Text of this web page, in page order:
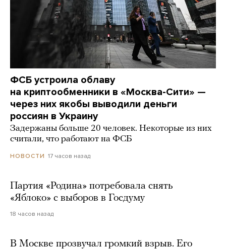
ФСБ устроила облаву
на криптообменники в «Москва-Сити» —
через них якобы выводили деньги
россиян в Украину
Задержаны больше 20 человек. Некоторые из них
считали, что работают на ФСБ
НОВОСТИ 17 часов назад
Партия «Родина» потребовала снять
«Яблоко» с выборов в Госдуму
18 часов назад
В Москве прозвучал громкий взрыв. Его